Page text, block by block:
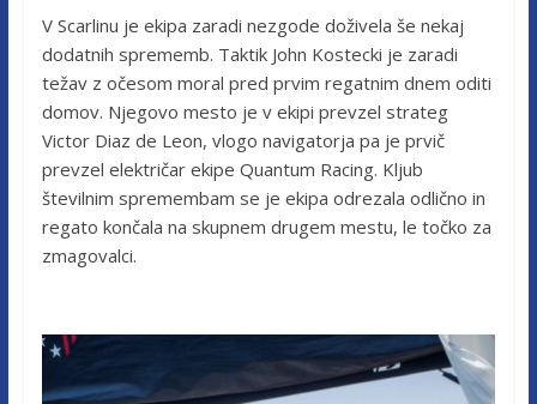
V Scarlinu je ekipa zaradi nezgode doživela še nekaj
dodatnih sprememb. Taktik John Kostecki je zaradi
težav z očesom moral pred prvim regatnim dnem oditi
domov. Njegovo mesto je v ekipi prevzel strateg
Victor Diaz de Leon, vlogo navigatorja pa je prvič
prevzel električar ekipe Quantum Racing. Kljub
številnim spremembam se je ekipa odrezala odlično in
regato končala na skupnem drugem mestu, le točko za
zmagovalci.